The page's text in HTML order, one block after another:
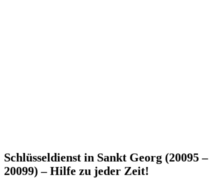
Schlüsseldienst in Sankt Georg (20095 –
20099) – Hilfe zu jeder Zeit!